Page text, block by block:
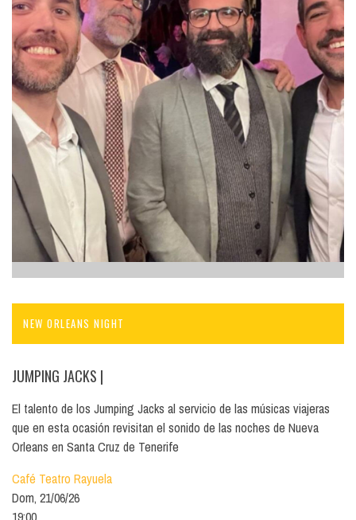
NEW ORLEANS NIGHT
JUMPING JACKS |
El talento de los Jumping Jacks al servicio de las músicas viajeras
que en esta ocasión revisitan el sonido de las noches de Nueva
Orleans en Santa Cruz de Tenerife
Café Teatro Rayuela
Dom, 21/06/26
19:00.